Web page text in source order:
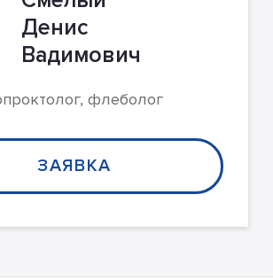
Денис
Вадимович
флеболог
ЗАЯВКА